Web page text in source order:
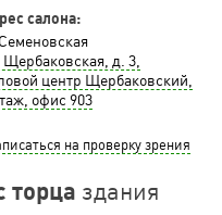
салона:
Щербаковская, д. 3,
центр Щербаковский,
офис 903
на проверку зрения
торца здания